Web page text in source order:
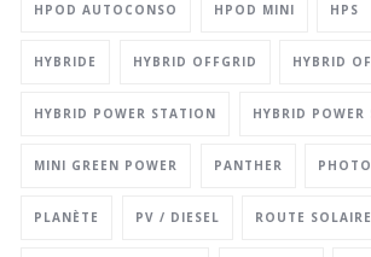
HPOD AUTOCONSO HPOD MINI HPS
HYBRIDE HYBRID OFFGRID HYBRID
HYBRID POWER STATION HYBRID POWER
MINI GREEN POWER PANTHER
PLANÈTE PV / DIESEL ROUTE SOLAIRE